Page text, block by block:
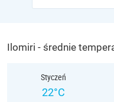
Ilomiri - średnie
Styczeń
22°C